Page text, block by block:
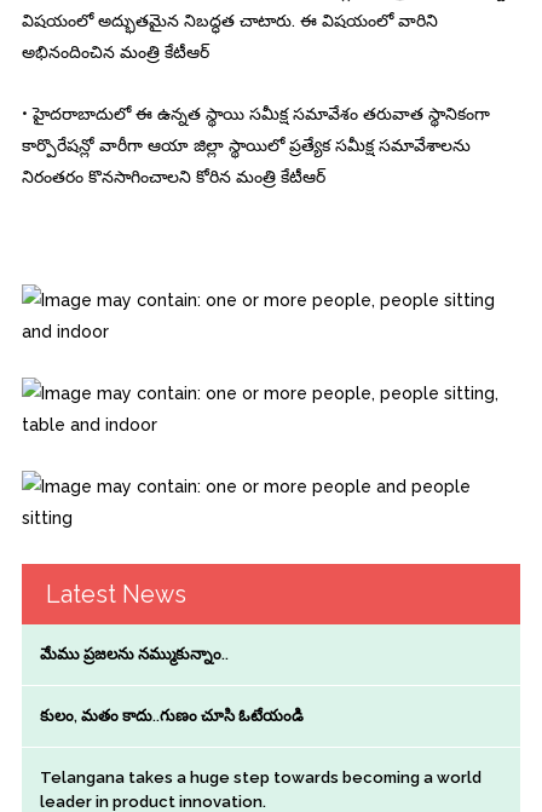
విషయంలో అద్భుతమైన నిబద్ధత చాటారు. ఈ విషయంలో వారిని
అభినందించిన మంత్రి కేటీఆర్
• హైదరాబాదులో ఈ ఉన్నత స్థాయి సమీక్ష సమావేశం తరువాత స్థానికంగా
కార్పొరేషన్లో వారీగా ఆయా జిల్లా స్థాయిలో ప్రత్యేక సమీక్ష సమావేశాలను
నిరంతరం కొనసాగించాలని కోరిన మంత్రి కేటీఆర్
Latest News
మేము ప్రజలను నమ్ముకున్నాం..
కులం, మతం కాదు..గుణం చూసి ఓటేయండి
Telangana takes a huge step towards becoming a world
leader in product innovation.